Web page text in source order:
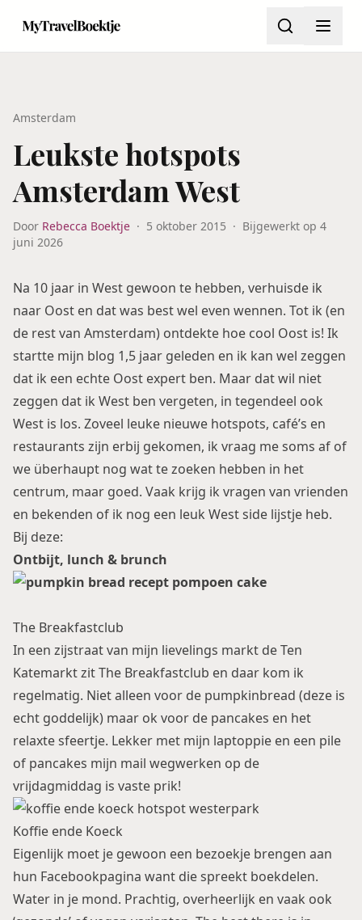
Amsterdam
Leukste hotspots
Amsterdam West
Door Rebecca Boektje · 5 oktober 2015 · Bijgewerkt op 4
juni 2026
Na 10 jaar in West gewoon te hebben, verhuisde ik
naar Oost en dat was best wel even wennen. Tot ik (en
de rest van Amsterdam) ontdekte hoe cool Oost is! Ik
startte mijn blog 1,5 jaar geleden en ik kan wel zeggen
dat ik een echte Oost expert ben. Maar dat wil niet
zeggen dat ik West ben vergeten, in tegendeel ook
West is los. Zoveel leuke nieuwe hotspots, café’s en
restaurants zijn erbij gekomen, ik vraag me soms af of
we überhaupt nog wat te zoeken hebben in het
centrum, maar goed. Vaak krijg ik vragen van vrienden
en bekenden of ik nog een leuk West side lijstje heb.
Bij deze:
Ontbijt, lunch & brunch
The Breakfastclub
In een zijstraat van mijn lievelings markt de Ten
Katemarkt zit The Breakfastclub en daar kom ik
regelmatig. Niet alleen voor de pumpkinbread (deze is
echt goddelijk) maar ok voor de pancakes en het
relaxte sfeertje. Lekker met mijn laptoppie en een pile
of pancakes mijn mail wegwerken op de
vrijdagmiddag is vaste prik!
Koffie ende Koeck
Eigenlijk moet je gewoon een bezoekje brengen aan
hun Facebookpagina want die spreekt boekdelen.
Water in je mond. Prachtig, overheerlijk en vaak ook